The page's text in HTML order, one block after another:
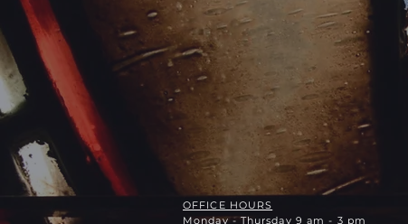
OFFICE HOURS
Monday - Thursday 9 am - 3 pm